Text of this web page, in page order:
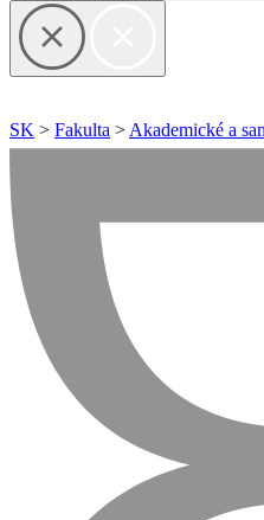
SK > Fakulta > Akademické a